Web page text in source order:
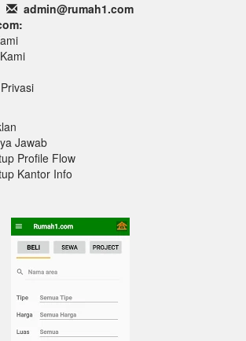
admin@rumah1.com
Jawab
Profile Flow
Kantor Info